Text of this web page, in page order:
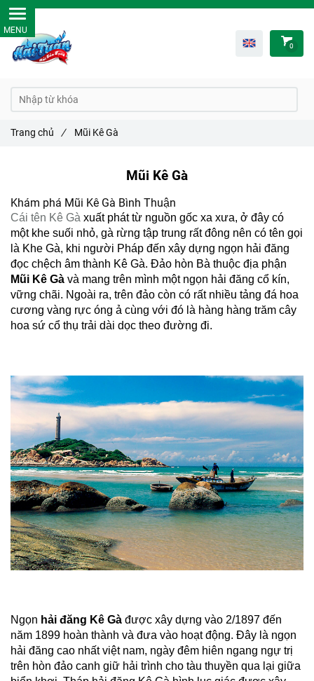
Mũi Kê Gà
Khám phá Mũi Kê Gà Bình Thuận
Cái tên Kê Gà xuất phát từ nguồn gốc xa xưa, ở đây có
một khe suối nhỏ, gà rừng tập trung rất đông nên có tên gọi
là Khe Gà, khi người Pháp đến xây dựng ngọn hải đăng
đọc chệch âm thành Kê Gà. Đảo hòn Bà thuộc địa phận
Mũi Kê Gà và mang trên mình một ngọn hải đăng cổ kín,
vững chãi. Ngoài ra, trên đảo còn có rất nhiều tảng đá hoa
cương vàng rực óng ả cùng với đó là hàng hàng trăm cây
hoa sứ cổ thụ trải dài dọc theo đường đi.
Ngọn hải đăng Kê Gà được xây dựng vào 2/1897 đến
năm 1899 hoàn thành và đưa vào hoạt động. Đây là ngọn
hải đăng cao nhất việt nam, ngày đêm hiên ngang ngự trị
trên hòn đảo canh giữ hải trình cho tàu thuyền qua lại giữa
Trang chủ / Mũi Kê Gà
0